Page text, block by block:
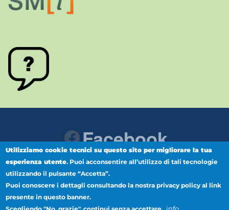
Facebook
Instagram
Youtube
Utilizziamo cookie tecnici su questo sito per migliorare la tua
esperienza utente. Puoi acconsentire all’utilizzo di tali tecnologie
utilizzando il pulsante “Accetta”.
Puoi conoscere i dettagli consultando la nostra privacy policy al link
presente in questo banner.